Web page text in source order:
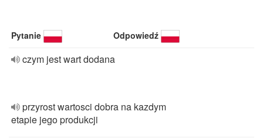
Pytanie Odpowiedź
czym jest wart dodana
przyrost wartosci dobra na kazdym
etapie jego produkcji